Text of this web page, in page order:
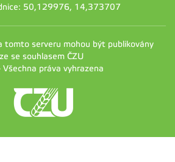
50,129976, 14,373707
tomto serveru mohou být publikovány
se souhlasem ČZU
práva vyhrazena